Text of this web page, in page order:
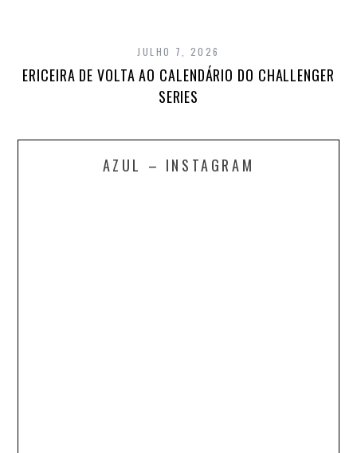
JULHO 7, 2026
ERICEIRA DE VOLTA AO CALENDÁRIO DO CHALLENGER
SERIES
AZUL – INSTAGRAM